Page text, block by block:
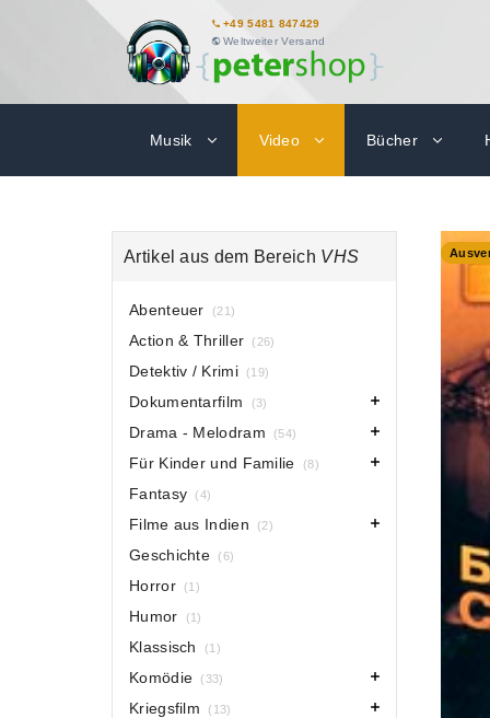
+49 5481 847429
Weltweiter Versand
Musik Video Bücher
-80%
Artikel aus dem Bereich VHS
Abenteuer (21)
Action & Thriller (26)
Detektiv / Krimi (19)
Dokumentarfilm (3)
Drama - Melodram (54)
Für Kinder und Familie (8)
Fantasy (4)
Filme aus Indien (2)
Geschichte (6)
Horror (1)
Humor (1)
Klassisch (1)
Komödie (33)
Kriegsfilm (13)